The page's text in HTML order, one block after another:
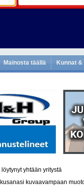
Mainosta täällä Kunnat
yhtään yritystä
kuvaavampaan